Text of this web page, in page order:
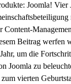
Joomla!
Content-
Beitrag werfen
um die
Joomla zu
vierten